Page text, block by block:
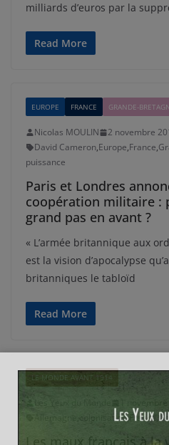
milliards d’euros par la
Read More
EUROPE FRANCE GRANDE-
Nicolas MOULIN 2 novembre
David Cameron,Europe,France,
puissance
Paris et Londres
coopération militaire :
grand pas en avant ?
« L’armée britannique aux
est la vision d’apocalypse
britanniques le tabloïd
Read More
LE MONDE AVANT 1914
1 novembre
Allemagne
colonisation,France